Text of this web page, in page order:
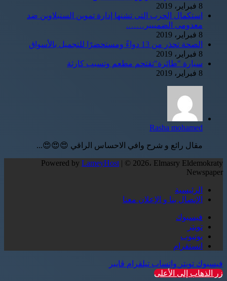
8 فبراير، 2019
استكمال الحرب التى تشنها إدارة تموين السنبلاوين ضد
معدومى الضمييير…….
8 فبراير، 2019
الصحة تحذر من 13 دواءً ومستحضرًا للتجميل بالأسواق
8 فبراير، 2019
سيارة "طائرة"تقتحم مطعم وتسبب كارثة
8 فبراير، 2019
Rasha mohamed
مقال رائع و شرح وافي الاحساس الراقي 😍😍😍...
Powered by LameyHost | © 2026، Elmasry Eldemokraty
Newspaper
الرئيسية
الإتصال بنا و الإعلان معنا
فيسبوك
تويتر
يوتيوب
انستقرام
فيسبوك تويتر واتساب تيلقرام ڤايبر
زر الذهاب إلى الأعلى